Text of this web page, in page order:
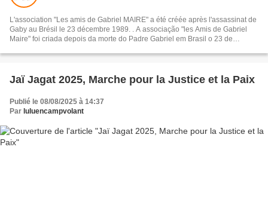
L'association "Les amis de Gabriel MAIRE" a été créée après l'assassinat de
Gaby au Brésil le 23 décembre 1989. . A associação "les Amis de Gabriel
Maire" foi criada depois da morte do Padre Gabriel em Brasil o 23 de
Jaï Jagat 2025, Marche pour la Justice et la Paix
Publié le 08/08/2025 à 14:37
Par luluencampvolant